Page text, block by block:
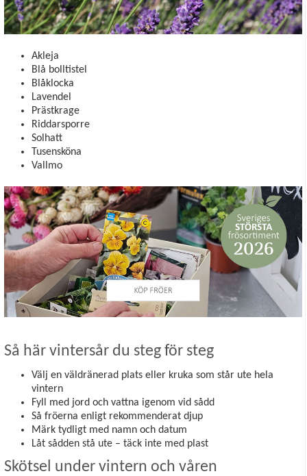
Akleja
Blå bolltistel
Blåklocka
Lavendel
Prästkrage
Riddarsporre
Solhatt
Tusensköna
Vallmo
Så här vintersår du steg för steg
Välj en väldränerad plats eller kruka som står ute hela
vintern
Fyll med jord och vattna igenom vid sådd
Så fröerna enligt rekommenderat djup
Märk tydligt med namn och datum
Låt sådden stå ute – täck inte med plast
Skötsel under vintern och våren